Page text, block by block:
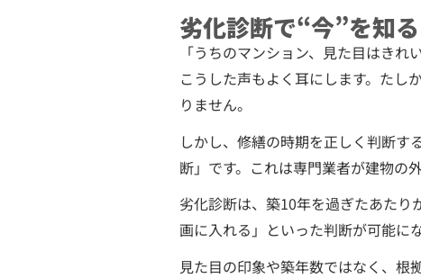
劣化診断で“今”を知る
「うちのマンション、見た目はきれ
こうした声もよく耳にします。たし
りません。
しかし、修繕の時期を正しく判断
断」です。これは専門業者が建物の
劣化診断は、築10年を過ぎたあた
画に入れる」といった判断が可能にな
見た目の印象や築年数ではなく、根